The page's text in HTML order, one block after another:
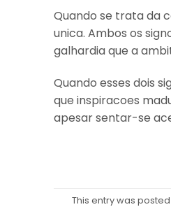
Quando se trata da
unica. Ambos os
galhardia que a
Quando esses dois
que inspiracoes
apesar sentar-se
This entry was posted